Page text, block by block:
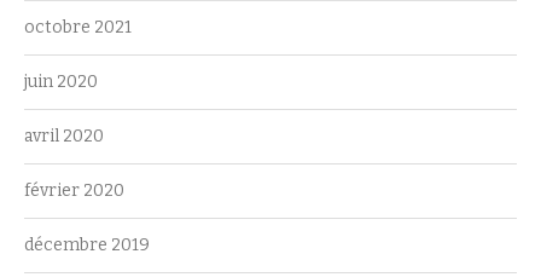
octobre 2021
juin 2020
avril 2020
février 2020
décembre 2019